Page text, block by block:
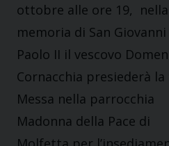
ottobre alle ore 19, nella
memoria di San Giovanni
Paolo II il vescovo
Cornacchia presiederà la
Messa nella parrocchia
Madonna della Pace di